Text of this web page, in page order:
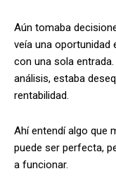
Aún tomaba
veía una oportunidad
con una sola
análisis, estaba
rentabilidad.
Ahí entendí algo que
puede ser perfecta,
a funcionar.